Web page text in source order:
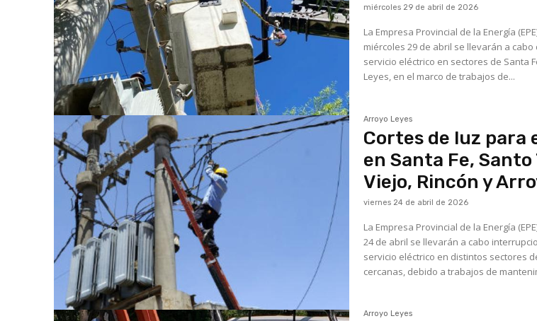
miércoles 29 de abril de 2026
La Empresa Provincial de la Energía
miércoles 29 de abril se llevarán a
servicio eléctrico en sectores de Santa
Leyes, en el marco de trabajos de...
Arroyo Leyes
Cortes de luz para
en Santa Fe, Santo
Viejo, Rincón y
viernes 24 de abril de 2026
La Empresa Provincial de la Energía
24 de abril se llevarán a cabo
servicio eléctrico en distintos sectores
cercanas, debido a trabajos de
Arroyo Leyes